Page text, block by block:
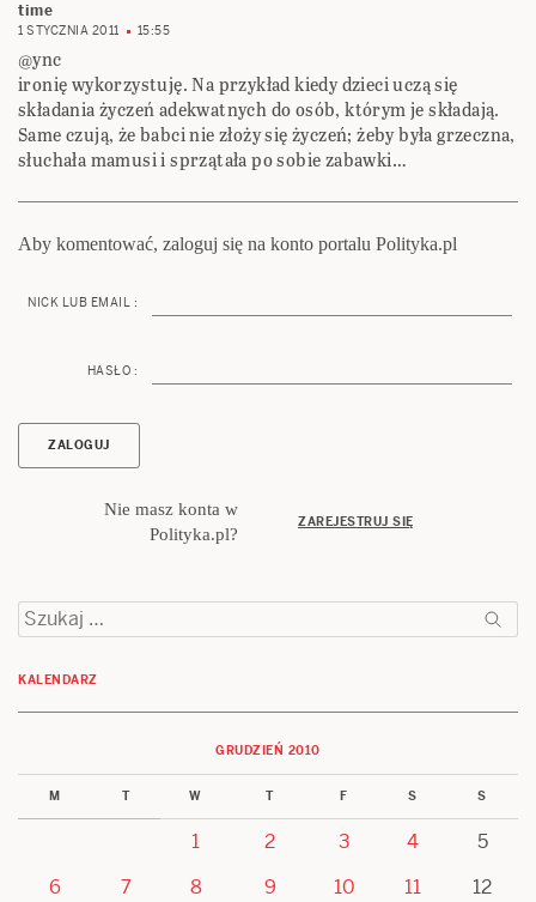
time
1 STYCZNIA 2011 15:55
@ync
ironię wykorzystuję. Na przykład kiedy dzieci uczą się
składania życzeń adekwatnych do osób, którym je składają.
Same czują, że babci nie złoży się życzeń; żeby była grzeczna,
słuchała mamusi i sprzątała po sobie zabawki…
Aby komentować, zaloguj się na konto portalu Polityka.pl
NICK LUB EMAIL :
HASŁO :
Nie masz konta w
Polityka.pl?
ZAREJESTRUJ SIĘ
Szukaj:
KALENDARZ
GRUDZIEŃ 2010
M T W T F S S
1 2 3 4
5
6
7 8 9 10 11
12